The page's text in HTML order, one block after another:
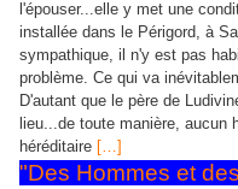
l'épouser...elle y met une
installée dans le Périgord, à
sympathique, il n'y est pas
problème. Ce qui va
D'autant que le père de
lieu...de toute manière, aucun
héréditaire […]
"Des Hommes et